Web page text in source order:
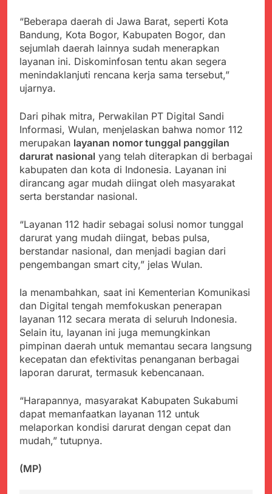
“Beberapa daerah di Jawa Barat, seperti Kota
Bandung, Kota Bogor, Kabupaten Bogor, dan
sejumlah daerah lainnya sudah menerapkan
layanan ini. Diskominfosan tentu akan segera
menindaklanjuti rencana kerja sama tersebut,”
ujarnya.
Dari pihak mitra, Perwakilan PT Digital Sandi
Informasi, Wulan, menjelaskan bahwa nomor 112
merupakan layanan nomor tunggal panggilan
darurat nasional yang telah diterapkan di berbagai
kabupaten dan kota di Indonesia. Layanan ini
dirancang agar mudah diingat oleh masyarakat
serta berstandar nasional.
“Layanan 112 hadir sebagai solusi nomor tunggal
darurat yang mudah diingat, bebas pulsa,
berstandar nasional, dan menjadi bagian dari
pengembangan smart city,” jelas Wulan.
Ia menambahkan, saat ini Kementerian Komunikasi
dan Digital tengah memfokuskan penerapan
layanan 112 secara merata di seluruh Indonesia.
Selain itu, layanan ini juga memungkinkan
pimpinan daerah untuk memantau secara langsung
kecepatan dan efektivitas penanganan berbagai
laporan darurat, termasuk kebencanaan.
“Harapannya, masyarakat Kabupaten Sukabumi
dapat memanfaatkan layanan 112 untuk
melaporkan kondisi darurat dengan cepat dan
mudah,” tutupnya.
(MP)